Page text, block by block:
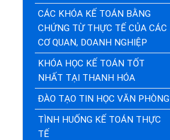
CÁC KHÓA KẾ TOÁN BẰNG
CHỨNG TỪ THỰC TẾ CỦA CÁC
CƠ QUAN, DOANH NGHIỆP
KHÓA HỌC KẾ TOÁN TỐT
NHẤT TẠI THANH HÓA
ĐÀO TẠO TIN HỌC VĂN PHÒNG
TÌNH HUỐNG KẾ TOÁN THỰC
TẾ